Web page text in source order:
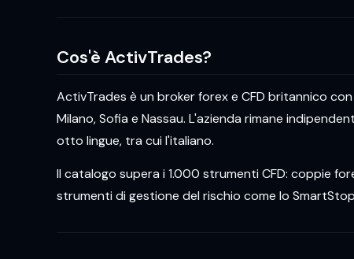
Cos'è ActivTrades?
ActivTrades è un broker forex e CFD britannico
Milano, Sofia e Nassau. L'azienda rimane
otto lingue, tra cui l'italiano.
Il catalogo supera i 1.000 strumenti CFD: coppie
strumenti di gestione del rischio come lo